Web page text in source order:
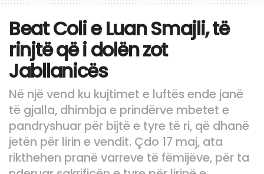
Beat Coli e Luan Smajli, të
rinjtë që i dolën zot
Jabllanicës
Në një vend ku kujtimet e luftës ende janë
të gjalla, dhimbja e prindërve mbetet e
pandryshuar për bijtë e tyre të ri, që dhanë
jetën për lirin e vendit. Çdo 17 maj, ata
rikthehen pranë varreve të fëmijëve, për ta